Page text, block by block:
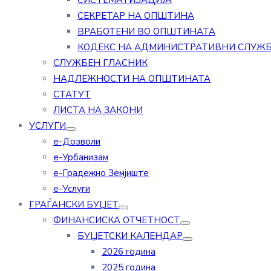
СЕКРЕТАР НА ОПШТИНА
ВРАБОТЕНИ ВО ОПШТИНАТА
КОДЕКС НА АДМИНИСТРАТИВНИ
СЛУЖБЕН ГЛАСНИК
НАДЛЕЖНОСТИ НА ОПШТИНАТА
СТАТУТ
ЛИСТА НА ЗАКОНИ
УСЛУГИ
е-Дозволи
е-Урбанизам
е-Градежно Земјиште
е-Услуги
ГРАЃАНСКИ БУЏЕТ
ФИНАНСИСКА ОТЧЕТНОСТ
БУЏЕТСКИ КАЛЕНДАР
2026 година
2025 година